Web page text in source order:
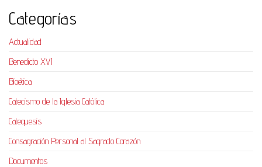
Categorías
Actualidad
Benedicto XVI
Bioética
Catecismo de la Iglesia Católica
Catequesis
Consagración Personal al Sagrado Corazón
Documentos